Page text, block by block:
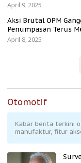
April 9, 2025
Aksi Brutal OPM
Penumpasan Terus
April 8, 2025
Otomotif
Kabar berita terkini
manufaktur, fitur